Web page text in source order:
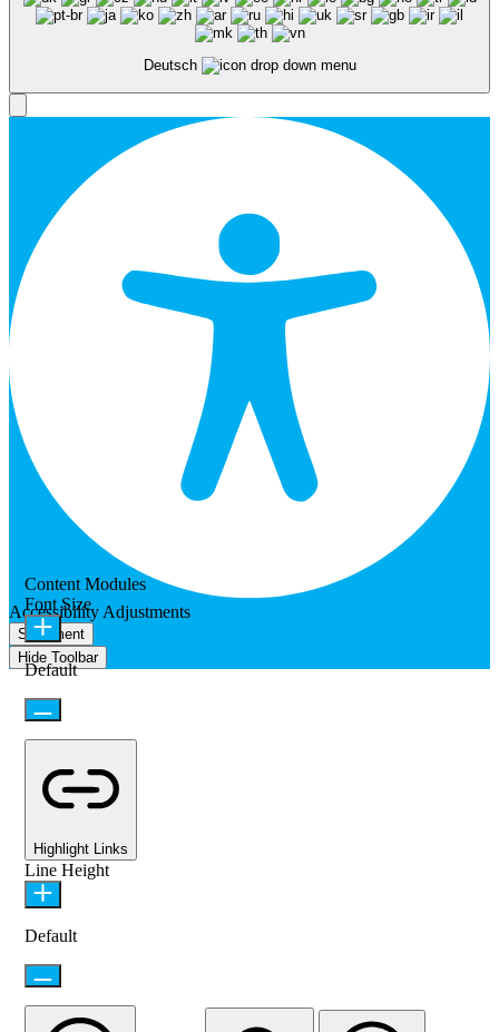
Deutsch
Accessibility Adjustments
Statement
Hide Toolbar
Content Modules
Font Size
Default
Highlight Links
Line Height
Default